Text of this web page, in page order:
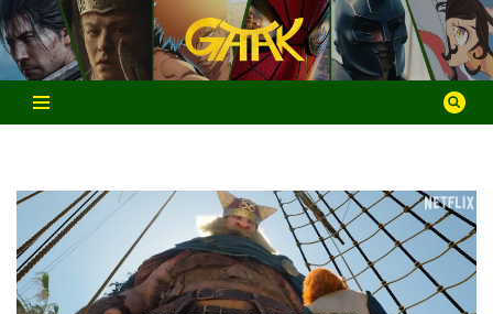
Aller
au
contenu